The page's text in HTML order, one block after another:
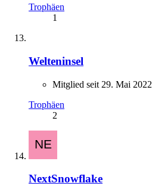
Trophäen
1
Welteninsel
Mitglied seit 29. Mai 2022
Trophäen
2
NextSnowflake